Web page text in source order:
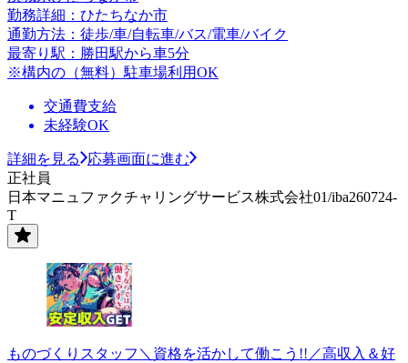
勤務詳細：ひたちなか市
通勤方法：徒歩/車/自転車/バス/電車/バイク
最寄り駅：勝田駅から車5分
※構内の（無料）駐車場利用OK
交通費支給
未経験OK
詳細を見る
応募画面に進む
正社員
日本マニュファクチャリングサービス株式会社01/iba260724-
T
ものづくりスタッフ＼資格を活かして働こう!!／高収入＆好